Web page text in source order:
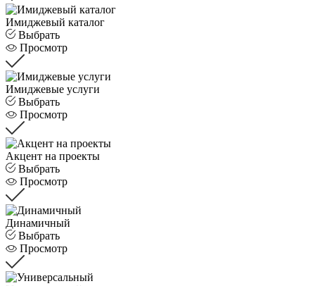
Имиджевый каталог
Выбрать
Просмотр
Имиджевые услуги
Выбрать
Просмотр
Акцент на проекты
Выбрать
Просмотр
Динамичный
Выбрать
Просмотр